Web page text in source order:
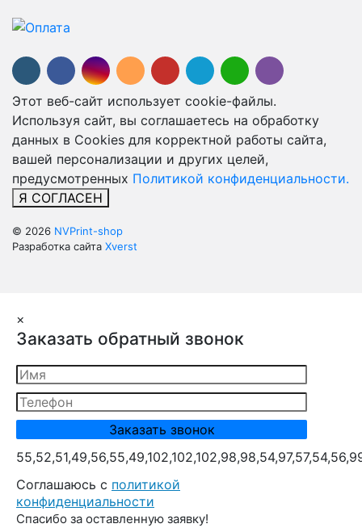
Этот веб-сайт использует cookie-файлы.
Используя сайт, вы соглашаетесь на обработку
данных в Cookies для корректной работы сайта,
вашей персонализации и других целей,
предусмотренных Политикой конфиденциальности.
Я СОГЛАСЕН
© 2026 NVPrint-shop
Разработка сайта Xverst
×
Заказать обратный звонок
Cоглашаюсь с политикой
конфиденциальности
Спасибо за оставленную заявку!